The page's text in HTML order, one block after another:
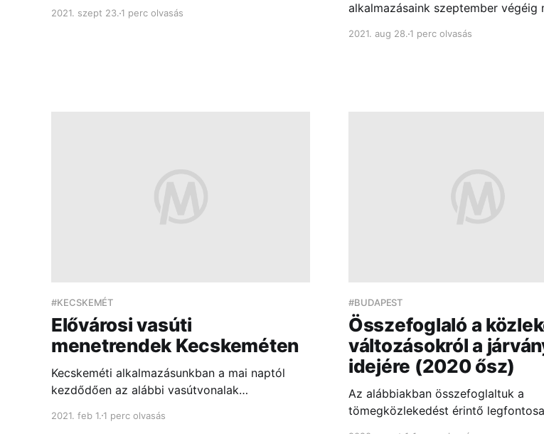
amiket így már szintén elhelyezhetsz a
2021. szept 23. 1 perc olvasás
alkalmazásaink szeptember végéig
menetrend.app névre hallgató
2021. aug 28. 1 perc olvasás
#KECSKEMÉT
Elővárosi vasúti
menetrendek Kecskeméten
Kecskeméti alkalmazásunkban a mai naptól
kezdődően az alábbi vasútvonalak
(Kecskemét, Kecskemét alsó, Kecskemét-
2021. feb 1. 1 perc olvasás
#BUDAPEST
Összefoglaló a
változásokról a
idejére (2020 ősz)
Az alábbiakban összefoglaltuk a
tömegközlekedést érintő